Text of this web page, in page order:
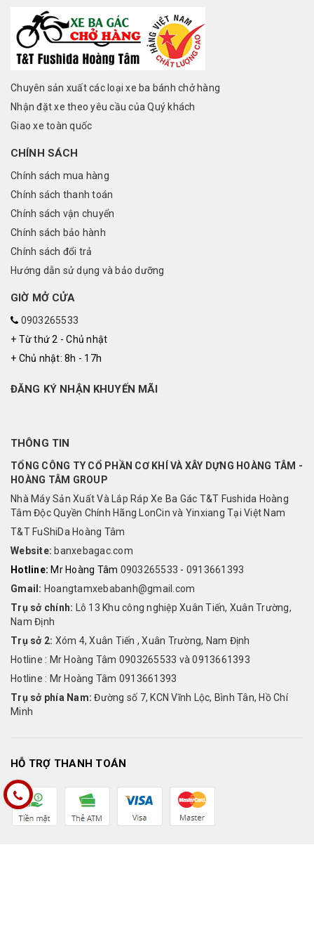
Chuyên sản xuất các loại xe ba bánh chở hàng
Nhận đặt xe theo yêu cầu của Quý khách
Giao xe toàn quốc
CHÍNH SÁCH
Chính sách mua hàng
Chính sách thanh toán
Chính sách vận chuyển
Chính sách bảo hành
Chính sách đổi trả
Hướng dẫn sử dụng và bảo dưỡng
GIỜ MỞ CỬA
0903265533
+ Từ thứ 2 - Chủ nhật
+ Chủ nhật: 8h - 17h
ĐĂNG KÝ NHẬN KHUYẾN MÃI
THÔNG TIN
TỔNG CÔNG TY CỔ PHẦN CƠ KHÍ VÀ XÂY DỰNG HOÀNG TÂM -
HOÀNG TÂM GROUP
Nhà Máy Sản Xuất Và Lắp Ráp Xe Ba Gác T&T Fushida Hoàng
Tâm Độc Quyền Chính Hãng LonCin và Yinxiang Tại Việt Nam
T&T FuShiDa Hoàng Tâm
Website: banxebagac.com
Hotline: Mr Hoàng Tâm 0903265533 - 0913661393
Gmail: Hoangtamxebabanh@gmail.com
Trụ sở chính: Lô 13 Khu công nghiệp Xuân Tiến, Xuân Trường,
Nam Định
Trụ sở 2: Xóm 4, Xuân Tiến , Xuân Trường, Nam Định
Hotline : Mr Hoàng Tâm 0903265533 và 0913661393
Hotline : Mr Hoàng Tâm 0913661393
Trụ sở phía Nam: Đường số 7, KCN Vĩnh Lộc, Bình Tân, Hồ Chí
Minh
HỖ TRỢ THANH TOÁN